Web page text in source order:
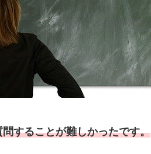
することが難しかったです。